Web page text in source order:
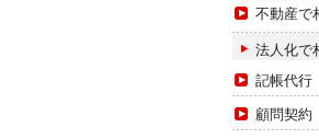
不動産で
法人化で
記帳代行
顧問契約